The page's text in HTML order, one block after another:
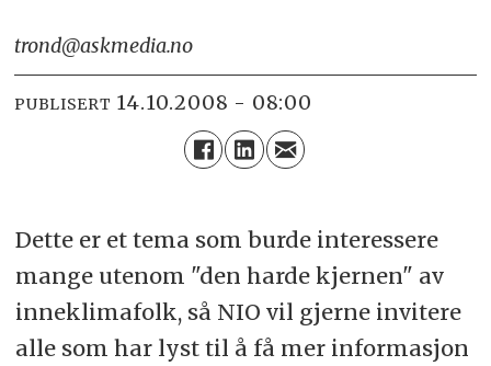
trond@askmedia.no
PUBLISERT 14.10.2008 - 08:00
Det­te er et tema som bur­de in­ter­es­se­re
man­ge uten­om "den har­de kjer­nen" av
inneklimafolk, så NIO vil gjer­ne in­vi­te­re
alle som har lyst til å få mer informasjon